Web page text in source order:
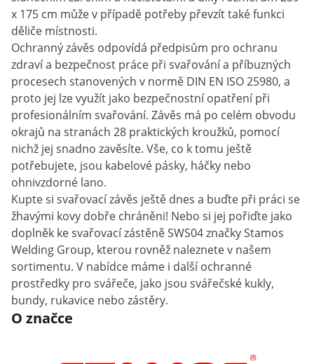
x 175 cm může v případě potřeby převzít také funkci
děliče místnosti.
Ochranný závěs odpovídá předpisům pro ochranu
zdraví a bezpečnost práce při svařování a příbuzných
procesech stanovených v normě DIN EN ISO 25980, a
proto jej lze využít jako bezpečnostní opatření při
profesionálním svařování. Závěs má po celém obvodu
okrajů na stranách 28 praktických kroužků, pomocí
nichž jej snadno zavěsíte. Vše, co k tomu ještě
potřebujete, jsou kabelové pásky, háčky nebo
ohnivzdorné lano.
Kupte si svařovací závěs ještě dnes a buďte při práci se
žhavými kovy dobře chráněni! Nebo si jej pořiďte jako
doplněk ke svařovací zástěně SWS04 značky Stamos
Welding Group, kterou rovněž naleznete v našem
sortimentu. V nabídce máme i další ochranné
prostředky pro svářeče, jako jsou svářečské kukly,
bundy, rukavice nebo zástěry.
O značce